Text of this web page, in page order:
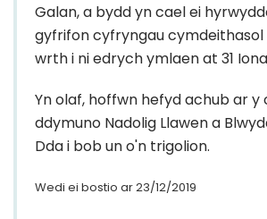
Galan, a bydd yn cael ei
gyfrifon cyfryngau cymdeithasol
wrth i ni edrych ymlaen at 31
Yn olaf, hoffwn hefyd achub ar y
ddymuno Nadolig Llawen a
Dda i bob un o'n trigolion.
Wedi ei bostio ar 23/12/2019